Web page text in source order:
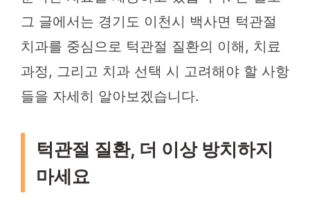
그 글에서는 경기도 이천시 백사면 턱관절
치과를 중심으로 턱관절 질환의 이해, 치료
과정, 그리고 치과 선택 시 고려해야 할 사항
들을 자세히 알아보겠습니다.
턱관절 질환, 더 이상 방치하지
마세요